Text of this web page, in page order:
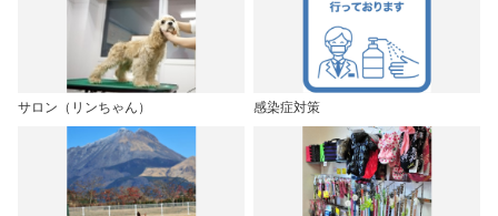
サロン（リンちゃん） 感染症対策